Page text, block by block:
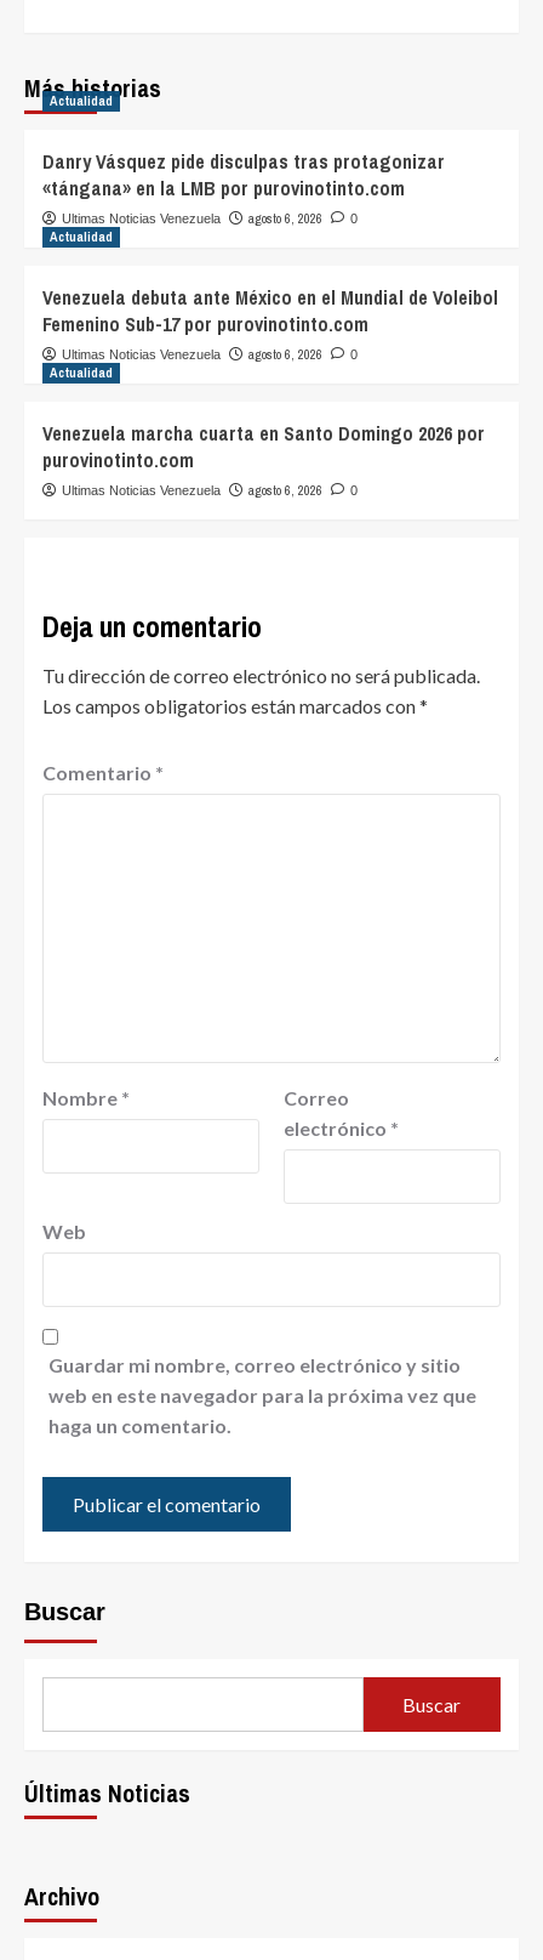
Más historias
Actualidad
Danry Vásquez pide disculpas tras protagonizar
«tángana» en la LMB por purovinotinto.com
Ultimas Noticias Venezuela agosto 6, 2026 0
Actualidad
Venezuela debuta ante México en el Mundial de Voleibol
Femenino Sub-17 por purovinotinto.com
Ultimas Noticias Venezuela agosto 6, 2026 0
Actualidad
Venezuela marcha cuarta en Santo Domingo 2026 por
purovinotinto.com
Ultimas Noticias Venezuela agosto 6, 2026 0
Deja un comentario
Tu dirección de correo electrónico no será publicada.
Los campos obligatorios están marcados con*
Comentario *
Nombre *
Correo
electrónico *
Web
Guardar mi nombre, correo electrónico y sitio
web en este navegador para la próxima vez que
haga un comentario.
Buscar
Buscar
Últimas Noticias
Archivo